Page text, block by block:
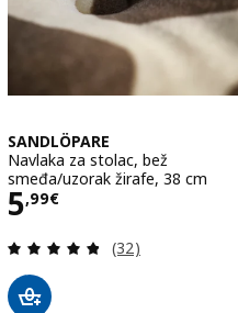
Ukupno recenzija:
SANDLÖPARE
Navlaka za stolac, bež
smeđa/uzorak žirafe, 38 cm
5,99€
Cijena 5,99€
Revizija: 4.8
(32)